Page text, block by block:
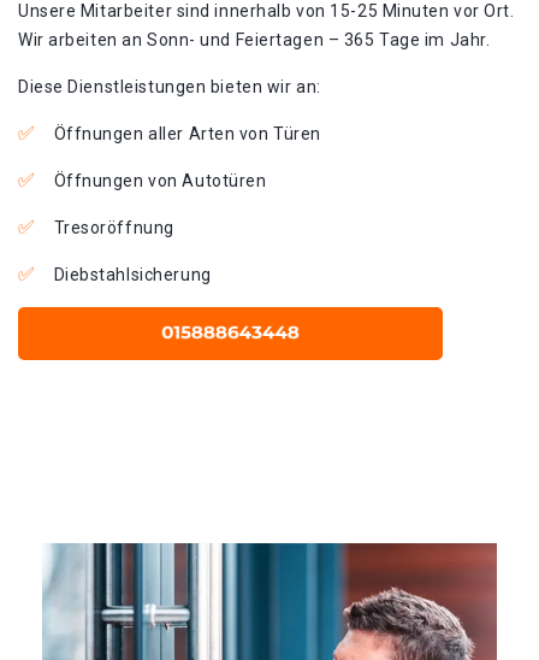
Unsere Mitarbeiter sind innerhalb von 15-25 Minuten vor Ort.
Wir arbeiten an Sonn- und Feiertagen – 365 Tage im Jahr.
Diese Dienstleistungen bieten wir an:
Öffnungen aller Arten von Türen
Öffnungen von Autotüren
Tresoröffnung
Diebstahlsicherung